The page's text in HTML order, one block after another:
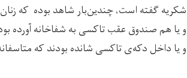
شکریه گفته است، چندین‌بار شاهد بوده که
و یا هم صندوق عقب تاکسی به شفاخانه آورده
و یا داخل دکه‌ی تاکسی شانده بودند که